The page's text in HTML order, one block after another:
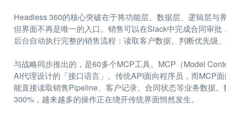
Headless 360的核心突破在于将功能层、数据层、逻辑层
但界面不再是唯一的入口。销售可以在Slack中完成合同审
后台自动执行完整的销售流程：读取客户数据、判断优先级
与战略同步推出的，是60多个MCP工具。MCP（Model
AI代理设计的「接口语言」。传统API面向程序员，而MCP
能直接读取销售Pipeline、客户记录、合同状态等业务数据
300%，越来越多的操作正在绕开传统界面悄然发生。